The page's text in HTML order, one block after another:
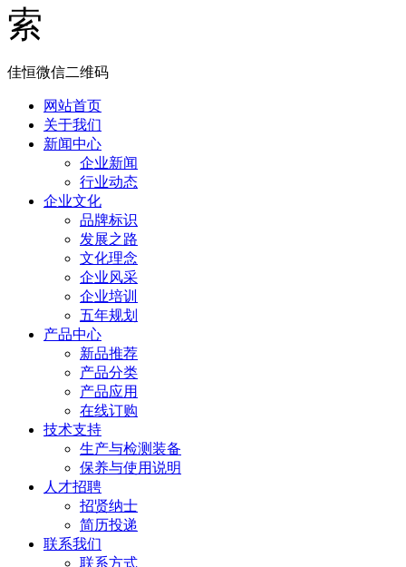
佳恒微信二维码
网站首页
关于我们
新闻中心
企业新闻
行业动态
企业文化
品牌标识
发展之路
文化理念
企业风采
企业培训
五年规划
产品中心
新品推荐
产品分类
产品应用
在线订购
技术支持
生产与检测装备
保养与使用说明
人才招聘
招贤纳士
简历投递
联系我们
联系方式